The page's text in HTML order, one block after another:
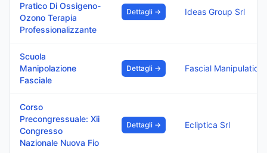
Pratico Di Ossigeno-
Ozono Terapia
Professionalizzante
Dettagli → Ideas Group Srl
Scuola
Manipolazione
Fasciale
Dettagli →
Corso
Precongressuale: Xii
Congresso
Nazionale Nuova Fio
Dettagli → Ecliptica Srl